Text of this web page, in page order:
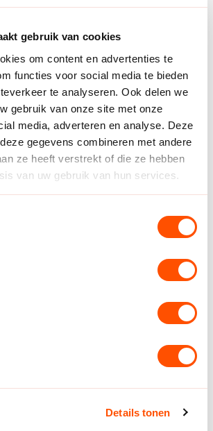
gebruik van cookies
om content en advertenties te
functies voor social media te bieden
te analyseren. Ook delen we
gebruik van onze site met onze
media, adverteren en analyse. Deze
gegevens combineren met andere
ze heeft verstrekt of die ze hebben
van uw gebruik van hun services.
Details tonen
uit en leidde tot twee goals.
spel en ook de stand op het
op de klok scoorde Daphne
voor Nederland. Nog even kwam
21 dichtbij, maar de
winst kwam niet meer in gevaar. Ook
wordt gewonnen door Nederland
in de dekking, verkozen tot
TeamNL Handbaldames opnieuw
twee rondes van de EK-
Herzegovina (12 april, in
Almere) op het programma. Tijdens
wordt een kidsday georganiseerd. De
in april wordt komende
op Ziggo Sport.